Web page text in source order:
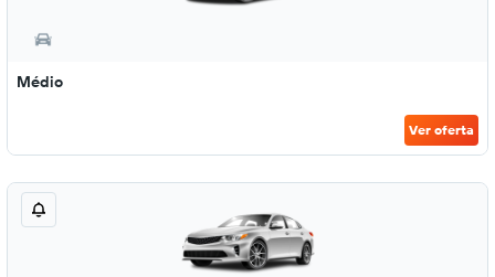
Médio
Ver oferta